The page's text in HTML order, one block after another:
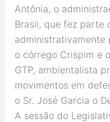
Antônia, o
Brasil, que fez parte
administrativamente
o córrego Crispim e
GTP, ambientalista
movimentos em
o Sr. José Garcia o
A sessão do